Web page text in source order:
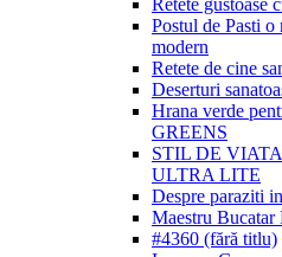
Retete gustoase
Postul de Pasti o
modern
Retete de cine
Deserturi
Hrana verde
GREENS
STIL DE
ULTRA LITE
Despre paraziti
Maestru Bucatar
#4360 (fără titlu)